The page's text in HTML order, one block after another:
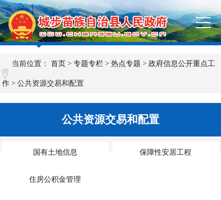
当前位置：首页 >专题专栏 >热点专题 >政府信息公开重点工
作 >公共资源交易和配置
公共资源交易和配置
国有土地信息 保障性安居工程
住房公积金管理